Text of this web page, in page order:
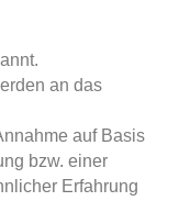
an das
auf Basis
bzw. einer
Erfahrung